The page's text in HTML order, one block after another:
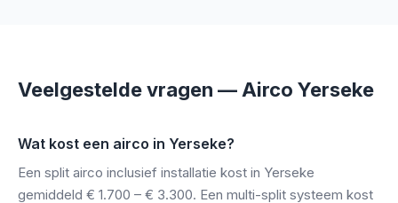
Veelgestelde vragen — Airco Yerseke
Wat kost een airco in Yerseke?
Een split airco inclusief installatie kost in Yerseke
gemiddeld € 1.700 – € 3.300. Een multi-split systeem kost